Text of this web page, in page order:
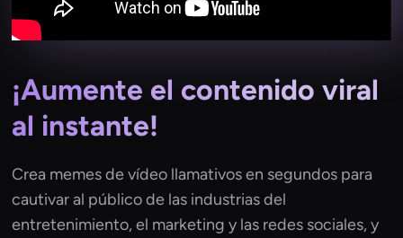
¡Aumente el contenido viral
al instante!
Crea memes de vídeo llamativos en segundos para
cautivar al público de las industrias del
entretenimiento, el marketing y las redes sociales, y